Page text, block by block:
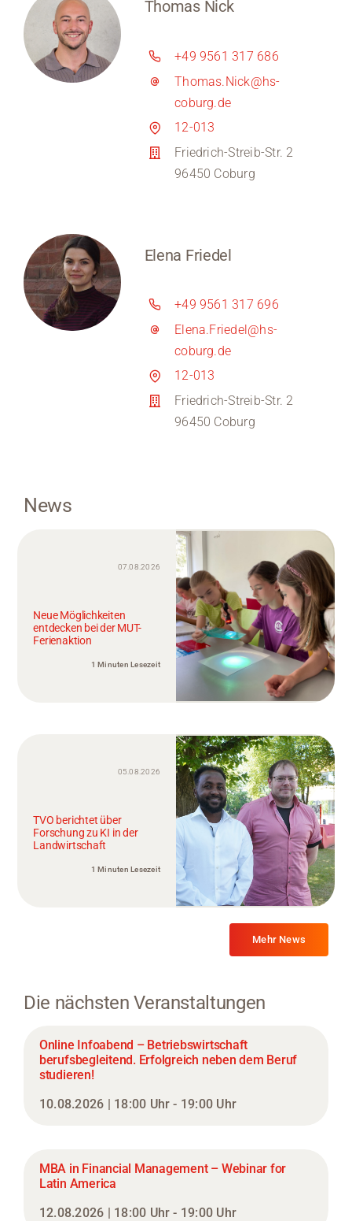
Thomas Nick
+49 9561 317 686
Thomas.Nick@hs-
coburg.de
12-013
Friedrich-Streib-Str. 2
96450 Coburg
Elena Friedel
+49 9561 317 696
Elena.Friedel@hs-
coburg.de
12-013
Friedrich-Streib-Str. 2
96450 Coburg
News
07.08.2026
Neue Möglichkeiten
entdecken bei der MUT-
Ferienaktion
1 Minuten Lesezeit
05.08.2026
TVO berichtet über
Forschung zu KI in der
Landwirtschaft
1 Minuten Lesezeit
Mehr News
Die nächsten Veranstaltungen
Online Infoabend – Betriebswirtschaft
berufsbegleitend. Erfolgreich neben dem Beruf
studieren!
10.08.2026 | 18:00 Uhr - 19:00 Uhr
MBA in Financial Management – Webinar for
Latin America
12.08.2026 | 18:00 Uhr - 19:00 Uhr